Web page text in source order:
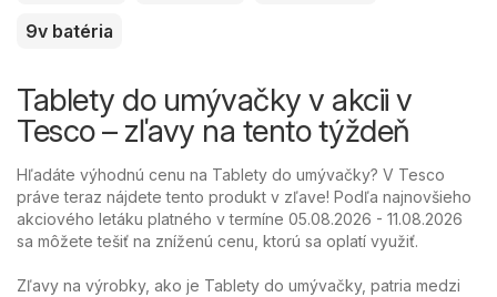
9v batéria
Tablety do umývačky v akcii v
Tesco – zľavy na tento týždeň
Hľadáte výhodnú cenu na Tablety do umývačky? V Tesco
práve teraz nájdete tento produkt v zľave! Podľa najnovšieho
akciového letáku platného v termíne 05.08.2026 - 11.08.2026
sa môžete tešiť na zníženú cenu, ktorú sa oplatí využiť.
Zľavy na výrobky, ako je Tablety do umývačky, patria medzi